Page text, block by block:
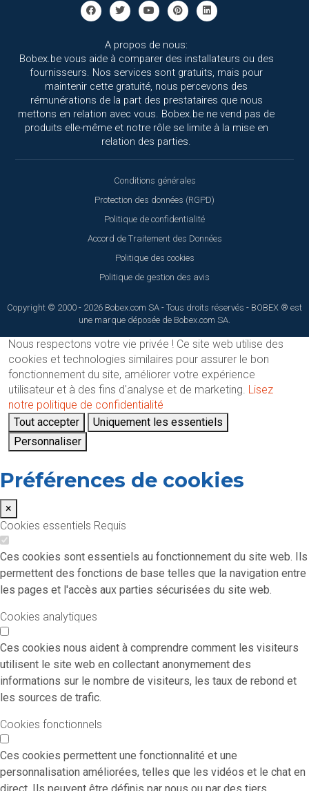
A propos de nous:
Bobex.be vous aide à comparer des installateurs ou des
fournisseurs. Nos services sont gratuits, mais pour
maintenir cette gratuité, nous percevons des
rémunérations de la part des prestataires que nous
mettons en relation avec vous. Bobex.be ne vend pas de
produits elle-même et notre rôle se limite à la mise en
relation des parties.
Conditions générales
Protection des données (RGPD)
Politique de confidentialité
Accord de Traitement des Données
Politique des cookies
Politique de gestion des avis
Copyright © 2000 - 2026 Bobex.com SA - Tous droits réservés - BOBEX ® est
une marque déposée de Bobex.com SA.
Nous respectons votre vie privée ! Ce site web utilise des
cookies et technologies similaires pour assurer le bon
fonctionnement du site, améliorer votre expérience
utilisateur et à des fins d'analyse et de marketing. Lisez
notre politique de confidentialité
Tout accepter
Uniquement les essentiels
Personnaliser
Préférences de cookies
×
Cookies essentiels Requis
Ces cookies sont essentiels au fonctionnement du site web. Ils
permettent des fonctions de base telles que la navigation entre
les pages et l'accès aux parties sécurisées du site web.
Cookies analytiques
Ces cookies nous aident à comprendre comment les visiteurs
utilisent le site web en collectant anonymement des
informations sur le nombre de visiteurs, les taux de rebond et
les sources de trafic.
Cookies fonctionnels
Ces cookies permettent une fonctionnalité et une
personnalisation améliorées, telles que les vidéos et le chat en